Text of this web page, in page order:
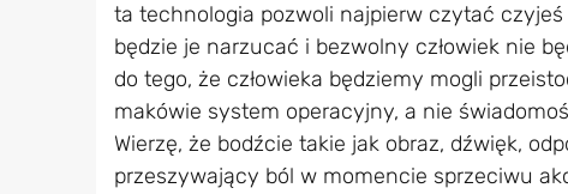
ta technologia pozwoli najpierw czytać
będzie je narzucać i bezwolny człowiek nie
do tego, że człowieka będziemy mogli
makówie system operacyjny, a nie
Wierzę, że bodźcie takie jak obraz, dźwięk,
przeszywający ból w momencie sprzeciwu